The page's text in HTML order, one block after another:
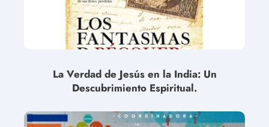
La Verdad de Jesús en la India: Un
Descubrimiento Espiritual.